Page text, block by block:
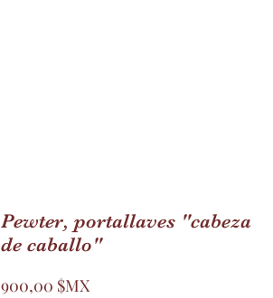
Pewter, portallaves "cabeza
de caballo"
900,00 $MXPrix